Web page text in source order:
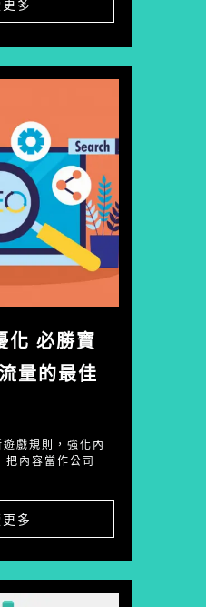
多
化 必勝寶
量的最佳
戲規則，強化內
把內容當作公司
多